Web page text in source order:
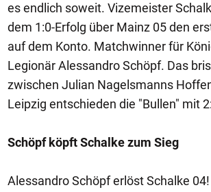
es endlich soweit. Vizemeister
dem 1:0-Erfolg über Mainz 05 den
auf dem Konto. Matchwinner für
Legionär Alessandro Schöpf. Das
zwischen Julian Nagelsmanns
Leipzig entschieden die "Bullen" mit
Schöpf köpft Schalke zum Sieg
Alessandro Schöpf erlöst Schalke 04!